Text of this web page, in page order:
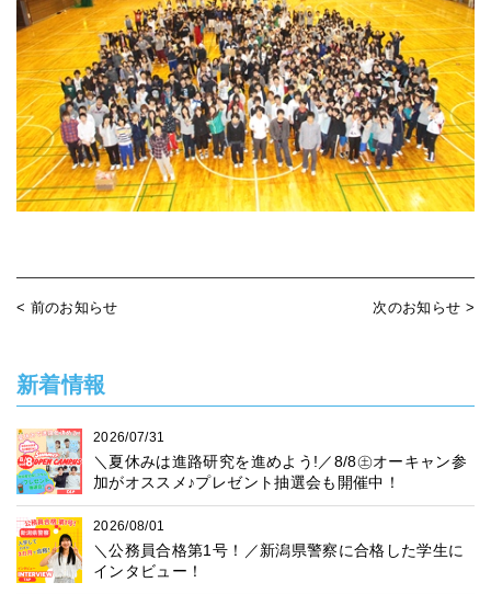
< 前のお知らせ 次のお知らせ >
新着情報
2026/07/31
＼夏休みは進路研究を進めよう!／8/8㊏オーキャン参
加がオススメ♪プレゼント抽選会も開催中！
2026/08/01
＼公務員合格第1号！／新潟県警察に合格した学生に
インタビュー！